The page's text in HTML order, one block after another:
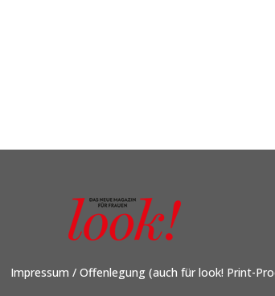
Impressum / Offenlegung (auch für look! Print-